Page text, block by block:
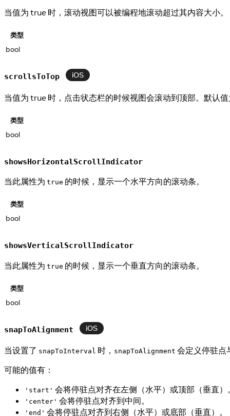
当值为 true 时，滚动视图可以被编程地滚动超过其内容大小。
类型
bool
scrollsToTop iOS
当值为 true 时，点击状态栏的时候视图会滚动到顶部。默认
类型
bool
showsHorizontalScrollIndicator
当此属性为 true 的时候，显示一个水平方向的滚动条。
类型
bool
showsVerticalScrollIndicator
当此属性为 true 的时候，显示一个垂直方向的滚动条。
类型
bool
snapToAlignment iOS
当设置了 snapToInterval 时， snapToAlignment 会定义停驻点
可能的值有：
'start' 会将停驻点对齐在左侧（水平）或顶部（垂直）
'center' 会将停驻点对齐到中间。
'end' 会将停驻点对齐到右侧（水平）或底部（垂直）。